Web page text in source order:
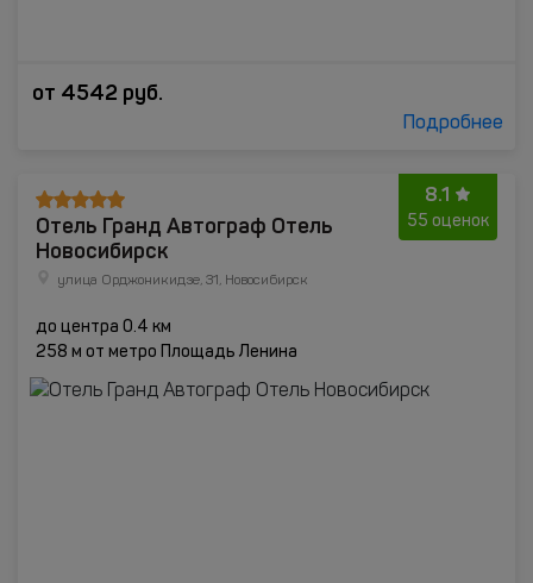
от 4542 руб.
Подробнее
8.1
55 оценок
Отель Гранд Автограф Отель
Новосибирск
улица Орджоникидзе, 31, Новосибирск
до центра 0.4 км
258 м от метро Площадь Ленина